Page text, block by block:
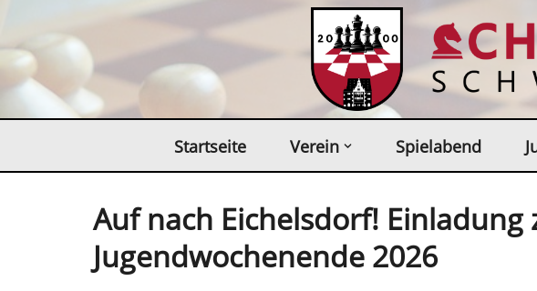
Zum
Inhalt
springen
Startseite Verein Spielabend
Auf nach Eichelsdorf! Einladung
Jugendwochenende 2026